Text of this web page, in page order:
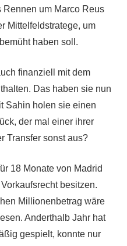
Rennen um Marco Reus
Mittelfeldstratege, um
haben soll.
finanziell mit dem
Das haben sie nun
Sahin holen sie einen
der mal einer ihrer
Transfer sonst aus?
18 Monate von Madrid
besitzen.
Millionenbetrag wäre
Anderthalb Jahr hat
gespielt, konnte nur